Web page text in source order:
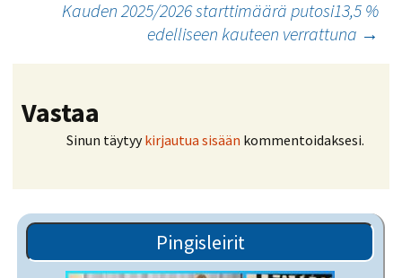
Kauden 2025/2026 starttimäärä putosi13,5 %
edelliseen kauteen verrattuna →
Vastaa
Sinun täytyykirjautua sisään kommentoidaksesi.
Pingisleirit